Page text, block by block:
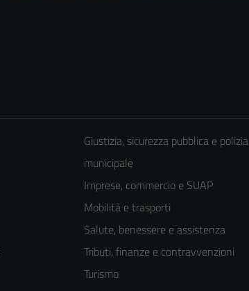
Giustizia, sicurezza pubblica e polizia
municipale
Imprese, commercio e SUAP
Mobilità e trasporti
Salute, benessere e assistenza
Tributi, finanze e contravvenzioni
Turismo